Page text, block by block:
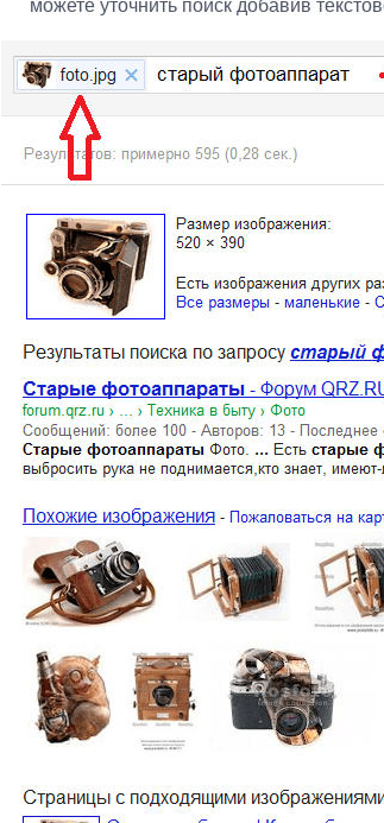
можете уточнить поиск добавив